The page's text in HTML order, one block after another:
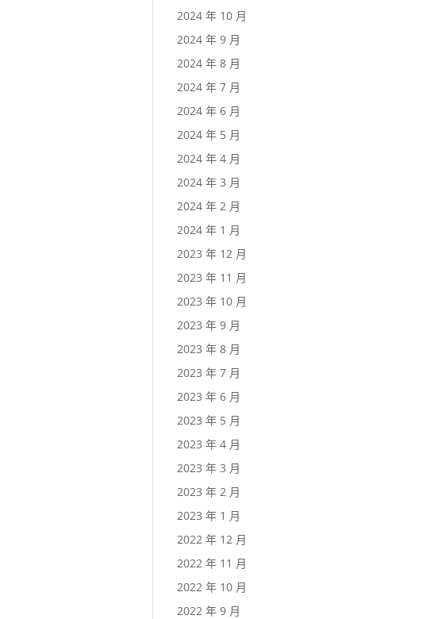
2024 年 10 月
2024 年 9 月
2024 年 8 月
2024 年 7 月
2024 年 6 月
2024 年 5 月
2024 年 4 月
2024 年 3 月
2024 年 2 月
2024 年 1 月
2023 年 12 月
2023 年 11 月
2023 年 10 月
2023 年 9 月
2023 年 8 月
2023 年 7 月
2023 年 6 月
2023 年 5 月
2023 年 4 月
2023 年 3 月
2023 年 2 月
2023 年 1 月
2022 年 12 月
2022 年 11 月
2022 年 10 月
2022 年 9 月